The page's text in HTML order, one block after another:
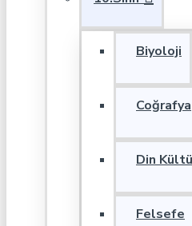
Biyoloji
Coğrafya
Din
Felsefe